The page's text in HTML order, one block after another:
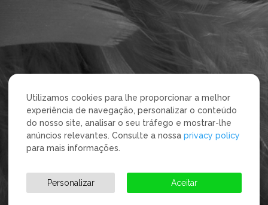
Utilizamos cookies para lhe proporcionar a melhor
experiência de navegação, personalizar o conteúdo
do nosso site, analisar o seu tráfego e mostrar-lhe
anúncios relevantes. Consulte a nossa privacy policy
para mais informações.
Aceitar
Personalizar